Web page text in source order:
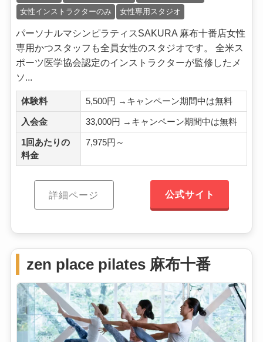
女性インストラクターのみ
女性専用スタジオ
パーソナルマシンピラティスSAKURA 麻布十番店女性
専用かつスタッフも全員女性のスタジオです。 全米ス
ポーツ医学協会認定のインストラクターが監修したメ
ソ...
体験料 5,500円 →キャンペーン期間中は無料
入会金 33,000円 →キャンペーン期間中は無料
1回あたりの
料金
7,975円～
詳細ページ 公式サイト
zen place pilates 麻布十番